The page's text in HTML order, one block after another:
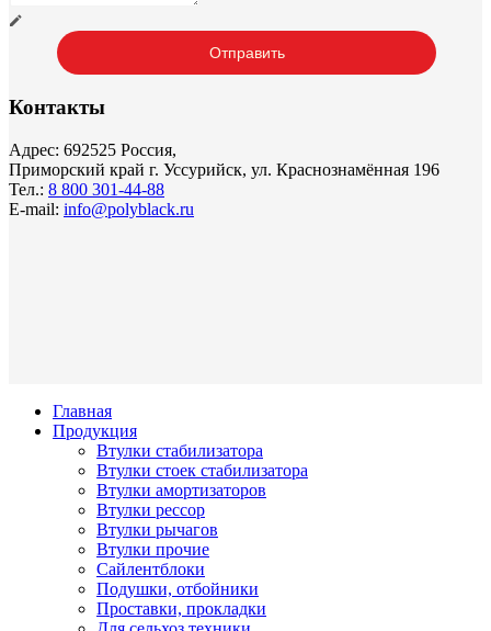
Контакты
Адрес: 692525 Россия,
Приморский край г. Уссурийск, ул. Краснознамённая 196
Тел.: 8 800 301-44-88
E-mail: info@polyblack.ru
Главная
Продукция
Втулки стабилизатора
Втулки стоек стабилизатора
Втулки амортизаторов
Втулки рессор
Втулки рычагов
Втулки прочие
Сайлентблоки
Подушки, отбойники
Проставки, прокладки